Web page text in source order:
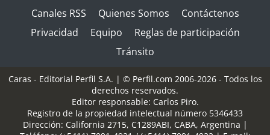
Canales RSS Quienes Somos
Contáctenos
Privacidad
Equipo
Reglas de participación
Tránsito
Caras - Editorial Perfil S.A. | © Perfil.com 2006-2026 - Todos los
derechos reservados.
Editor responsable: Carlos Piro.
Registro de la propiedad intelectual número 5346433
Dirección: California 2715, C1289ABI, CABA, Argentina |